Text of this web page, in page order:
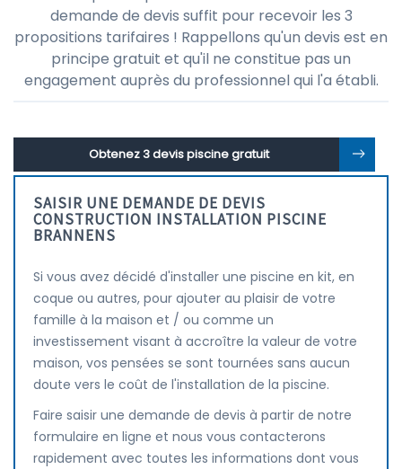
demande de devis suffit pour recevoir les 3
propositions tarifaires ! Rappellons qu'un devis est en
principe gratuit et qu'il ne constitue pas un
engagement auprès du professionnel qui l'a établi.
Obtenez 3 devis piscine gratuit
SAISIR UNE DEMANDE DE DEVIS
CONSTRUCTION INSTALLATION PISCINE
BRANNENS
Si vous avez décidé d'installer une piscine en kit, en
coque ou autres, pour ajouter au plaisir de votre
famille à la maison et / ou comme un
investissement visant à accroître la valeur de votre
maison, vos pensées se sont tournées sans aucun
doute vers le coût de l'installation de la piscine.
Faire saisir une demande de devis à partir de notre
formulaire en ligne et nous vous contacterons
rapidement avec toutes les informations dont vous